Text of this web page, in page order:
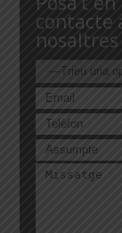
contacte
nosaltres